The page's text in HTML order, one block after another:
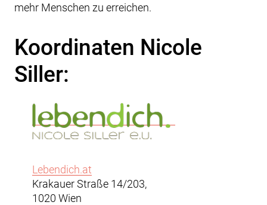
mehr Menschen zu erreichen.
Koordinaten Nicole
Siller:
Lebendich.at
Krakauer Straße 14/203,
1020 Wien